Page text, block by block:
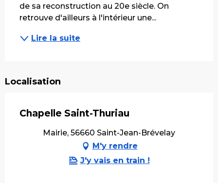
de sa reconstruction au 20e siècle. On
retrouve d'ailleurs à l'intérieur une...
Lire la suite
Localisation
Chapelle Saint-Thuriau
Mairie, 56660 Saint-Jean-Brévelay
M'y rendre
J'y vais en train !